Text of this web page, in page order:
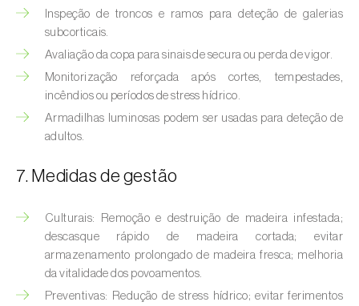
lineatella)
Broca-listrada-do-caule-do-arroz (
Chilo
suppressalis
Broca-pequena-do-tomateiro
(
Neoleucinodes elegantalis)
Cigarrinha-espumadora (Philaenus
spumarius)
Cigarrinhas (Jacobiasca lybica, Scaphoideus
titanus e Empoasca spp.)
Inspeção de troncos e ramos para deteção de galerias
subcorticais.
Avaliação da copa para sinais de secura ou perda de vigor.
Monitorização reforçada após cortes, tempestades,
incêndios ou períodos de stress hídrico.
Armadilhas luminosas podem ser usadas para deteção de
adultos.
7. Medidas de gestão
Culturais: Remoção e destruição de madeira infestada;
descasque rápido de madeira cortada; evitar
armazenamento prolongado de madeira fresca; melhoria
da vitalidade dos povoamentos.
Preventivas: Redução de stress hídrico; evitar ferimentos